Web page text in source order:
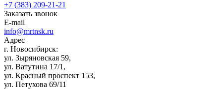
+7 (383) 209-21-21
Заказать звонок
E-mail
info@mrtnsk.ru
Адрес
г. Новосибирск:
ул. Зыряновская 59,
ул. Ватутина 17/1,
ул. Красный проспект 153,
ул. Петухова 69/11